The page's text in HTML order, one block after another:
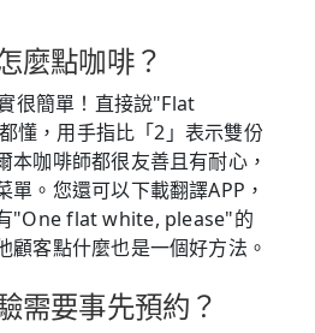
麼點咖啡？
很簡單！直接說"Flat
懂，用手指比「2」表示雙份
本咖啡師都很友善且有耐心，
單。您還可以下載翻譯APP，
"One flat white, please"的
顧客點什麼也是一個好方法。
需要事先預約？